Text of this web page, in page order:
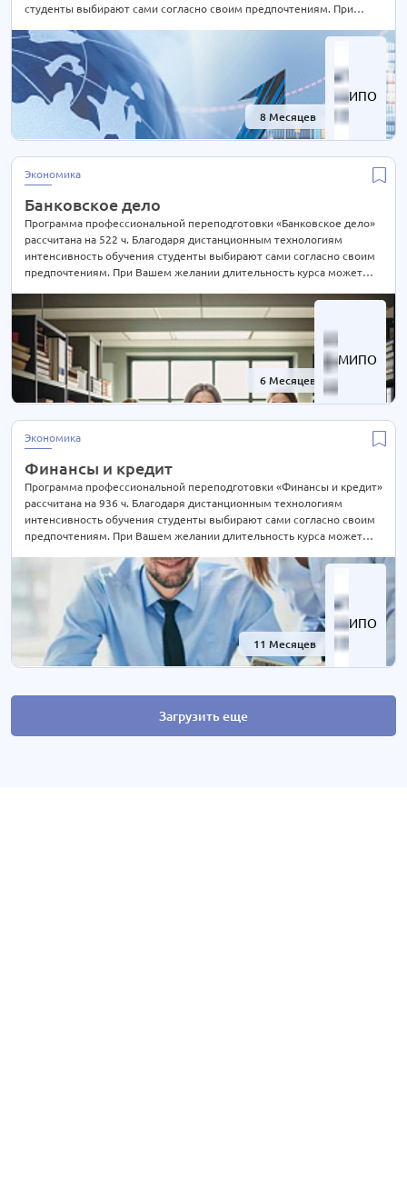
ИПО
8 Месяцев -60%
студенты выбирают сами согласно своим предпочтениям. При
СОКРАЩЕНА В 2 РАЗА! Подробности уточняйте по телефону на сайте
или отправьте нам заявку для консультации.
МИПО
6 Месяцев
Экономика
Банковское дело
Программа профессиональной переподготовки «Банковское дело»
рассчитана на 522 ч. Благодаря дистанционным технологиям
интенсивность обучения студенты выбирают сами согласно своим
предпочтениям. При Вашем желании длительность курса может
телефону на сайте или отправьте нам заявку для консультации.
ИПО
11 Месяцев -60%
Экономика
Финансы и кредит
Программа профессиональной переподготовки «Финансы и кредит»
рассчитана на 936 ч. Благодаря дистанционным технологиям
интенсивность обучения студенты выбирают сами согласно своим
предпочтениям. При Вашем желании длительность курса может
телефону на сайте или отправьте нам заявку для консультации.
Загрузить еще